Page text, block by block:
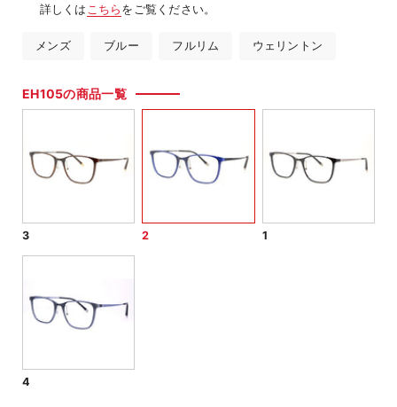
詳しくは こちらをご覧ください。
メンズ ブルー フルリム ウェリントン
EH105の商品一覧
3 2 1
4